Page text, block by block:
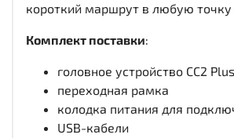
короткий маршрут в любую
Комплект поставки:
головное устройство CC2 Plus
переходная рамка
колодка питания для
USB-кабели